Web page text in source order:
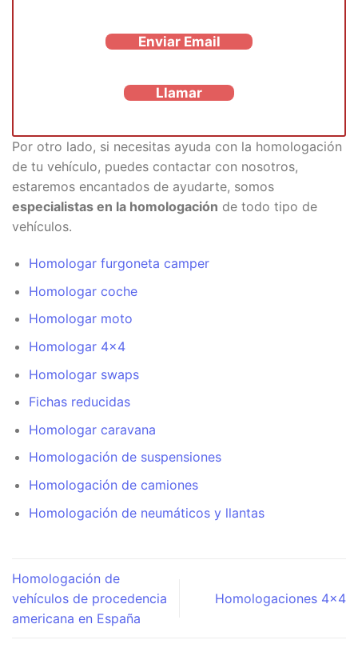
Enviar Email
Llamar
Por otro lado, si necesitas ayuda con la homologación
de tu vehículo, puedes contactar con nosotros,
estaremos encantados de ayudarte, somos
especialistas en la homologación de todo tipo de
vehículos.
Homologar furgoneta camper
Homologar coche
Homologar moto
Homologar 4×4
Homologar swaps
Fichas reducidas
Homologar caravana
Homologación de suspensiones
Homologación de camiones
Homologación de neumáticos y llantas
Homologación de
vehículos de procedencia
americana en España
Homologaciones 4×4